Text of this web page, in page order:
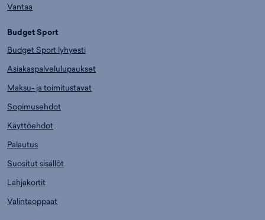
Vantaa
Budget Sport
Budget Sport lyhyesti
Asiakaspalvelulupaukset
Maksu- ja toimitustavat
Sopimusehdot
Käyttöehdot
Palautus
Suositut sisällöt
Lahjakortit
Valintaoppaat